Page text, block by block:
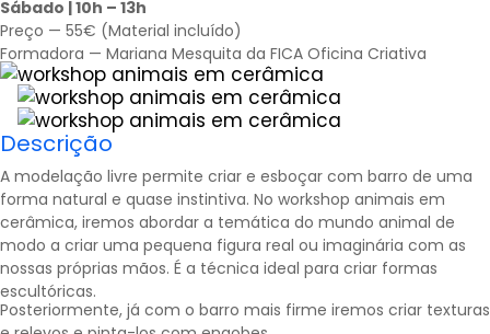
Sábado | 10h – 13h
Preço — 55€ (Material incluído)
Formadora — Mariana Mesquita da FICA Oficina Criativa
Descrição
A modelação livre permite criar e esboçar com barro de uma
forma natural e quase instintiva. No workshop animais em
cerâmica, iremos abordar a temática do mundo animal de
modo a criar uma pequena figura real ou imaginária com as
nossas próprias mãos. É a técnica ideal para criar formas
escultóricas.
Posteriormente, já com o barro mais firme iremos criar texturas